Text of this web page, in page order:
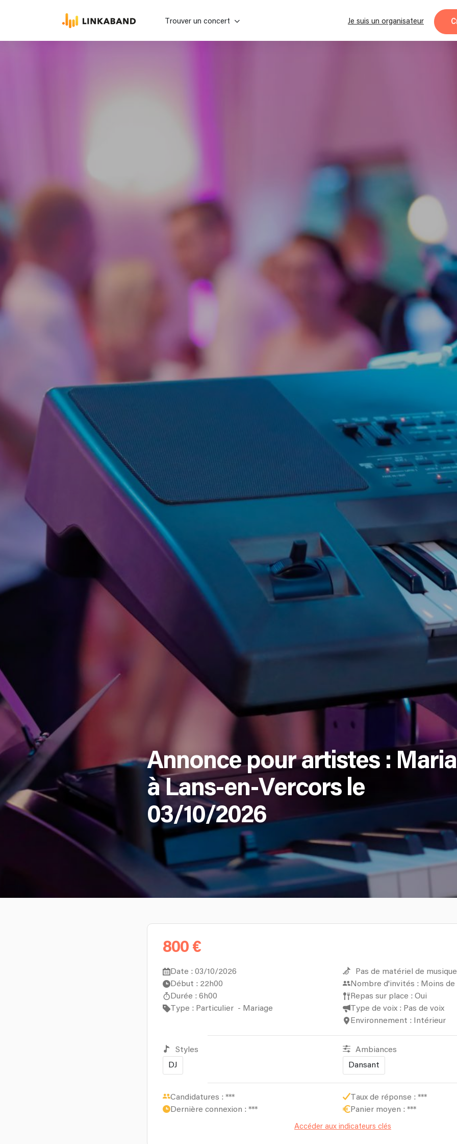
Trouver un concert Je suis un organisateur
Annonce pour artistes :
à Lans-en-Vercors le
03/10/2026
800 €
Date : 03/10/2026
Début : 22h00
Durée : 6h00
Type : Particulier - Mariage
Pas de matériel de
Nombre d'invités : Moins de
Repas sur place : Oui
Type de voix : Pas de voix
Environnement : Intérieur
Styles
DJ
Ambiances
Dansant
Candidatures : ***
Dernière connexion : ***
Taux de réponse : ***
Panier moyen : ***
Accéder aux indicateurs clés